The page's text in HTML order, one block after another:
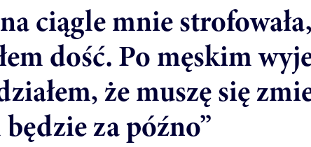
ciągle mnie
dość. Po męskim
że muszę się
za późno”